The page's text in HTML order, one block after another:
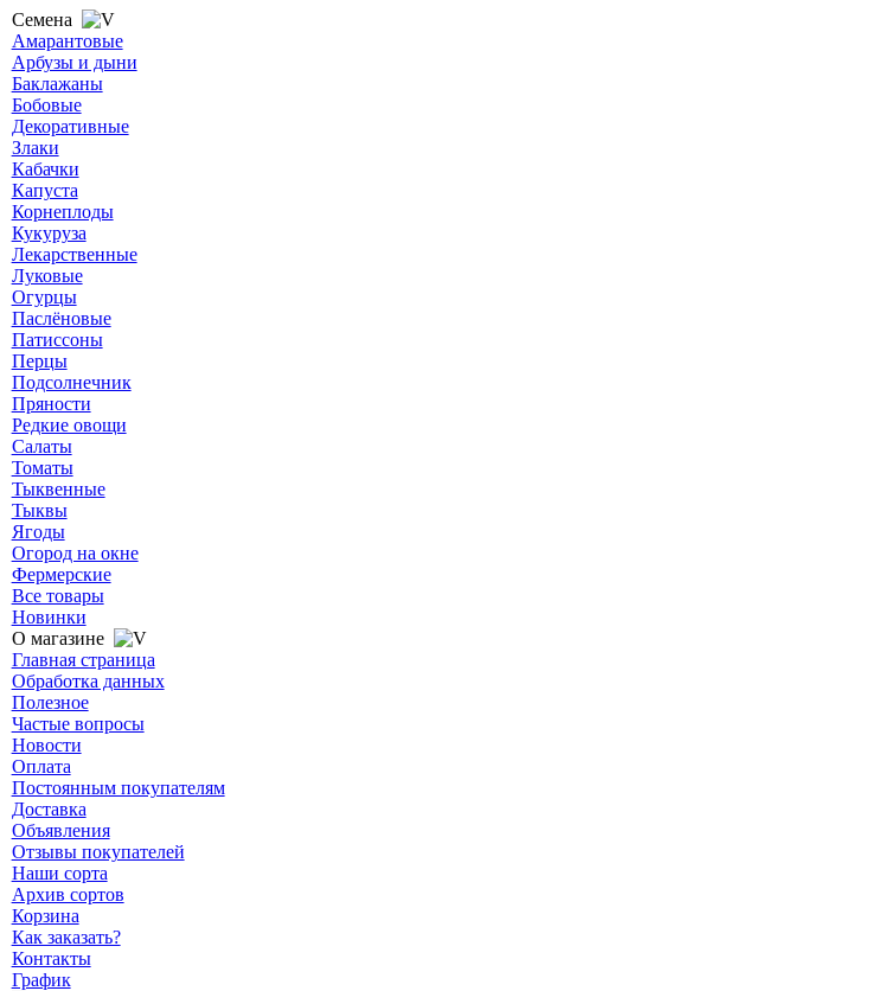
Семена
Амарантовые
Арбузы и дыни
Баклажаны
Бобовые
Декоративные
Злаки
Кабачки
Капуста
Корнеплоды
Кукуруза
Лекарственные
Луковые
Огурцы
Паслёновые
Патиссоны
Перцы
Подсолнечник
Пряности
Редкие овощи
Салаты
Томаты
Тыквенные
Тыквы
Ягоды
Огород на окне
Фермерские
Все товары
Новинки
О магазине
Главная страница
Обработка данных
Полезное
Частые вопросы
Новости
Оплата
Постоянным покупателям
Доставка
Объявления
Отзывы покупателей
Наши сорта
Архив сортов
Корзина
Как заказать?
Контакты
График